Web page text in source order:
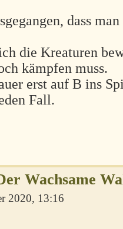
dass
die Kreaturen
kämpfen muss.
erst auf B ins
Fall.
Wachsame
2020, 13:16